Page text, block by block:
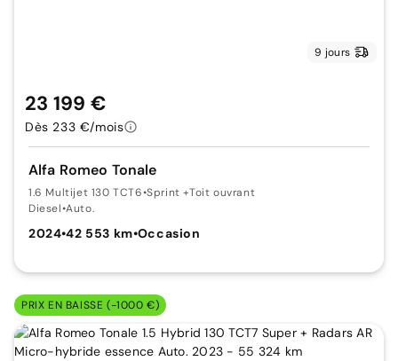
9 jours
Alfa Romeo Tonale
1.6 Multijet 130 TCT6•Sprint +Toit ouvrant
Diesel•Auto.
2024•42 553 km•Occasion
23 199 €
Dès 233 €/mois
PRIX EN BAISSE (-1000 €)